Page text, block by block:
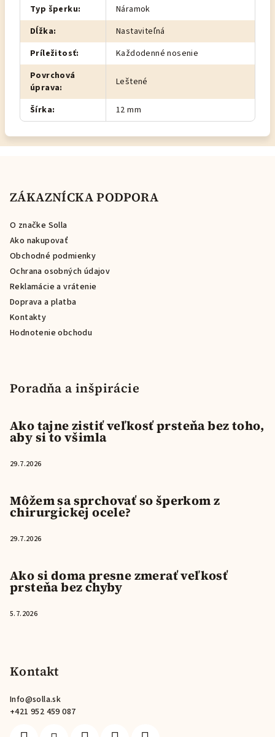
Typ šperku:
Náramok
Dĺžka:
Nastaviteľná
Príležitosť:
Každodenné nosenie
Povrchová
úprava: Leštené
Šírka: 12 mm
ZÁKAZNÍCKA PODPORA
O značke Solla
Ako nakupovať
Obchodné podmienky
Ochrana osobných údajov
Reklamácie a vrátenie
Doprava a platba
Kontakty
Hodnotenie obchodu
Poradňa a inšpirácie
Ako tajne zistiť veľkosť prsteňa bez toho,
aby si to všimla
29.7.2026
Môžem sa sprchovať so šperkom z
chirurgickej ocele?
29.7.2026
Ako si doma presne zmerať veľkosť
prsteňa bez chyby
5.7.2026
Kontakt
Info@solla.sk
+421 952 459 087